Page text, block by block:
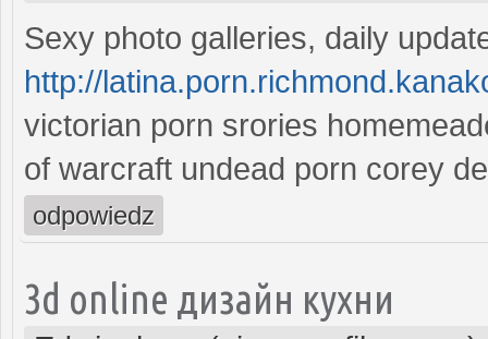
Sexy photo galleries, daily
http://
victorian porn srories
of warcraft undead porn corey
odpowiedz
3d online дизайн кухни